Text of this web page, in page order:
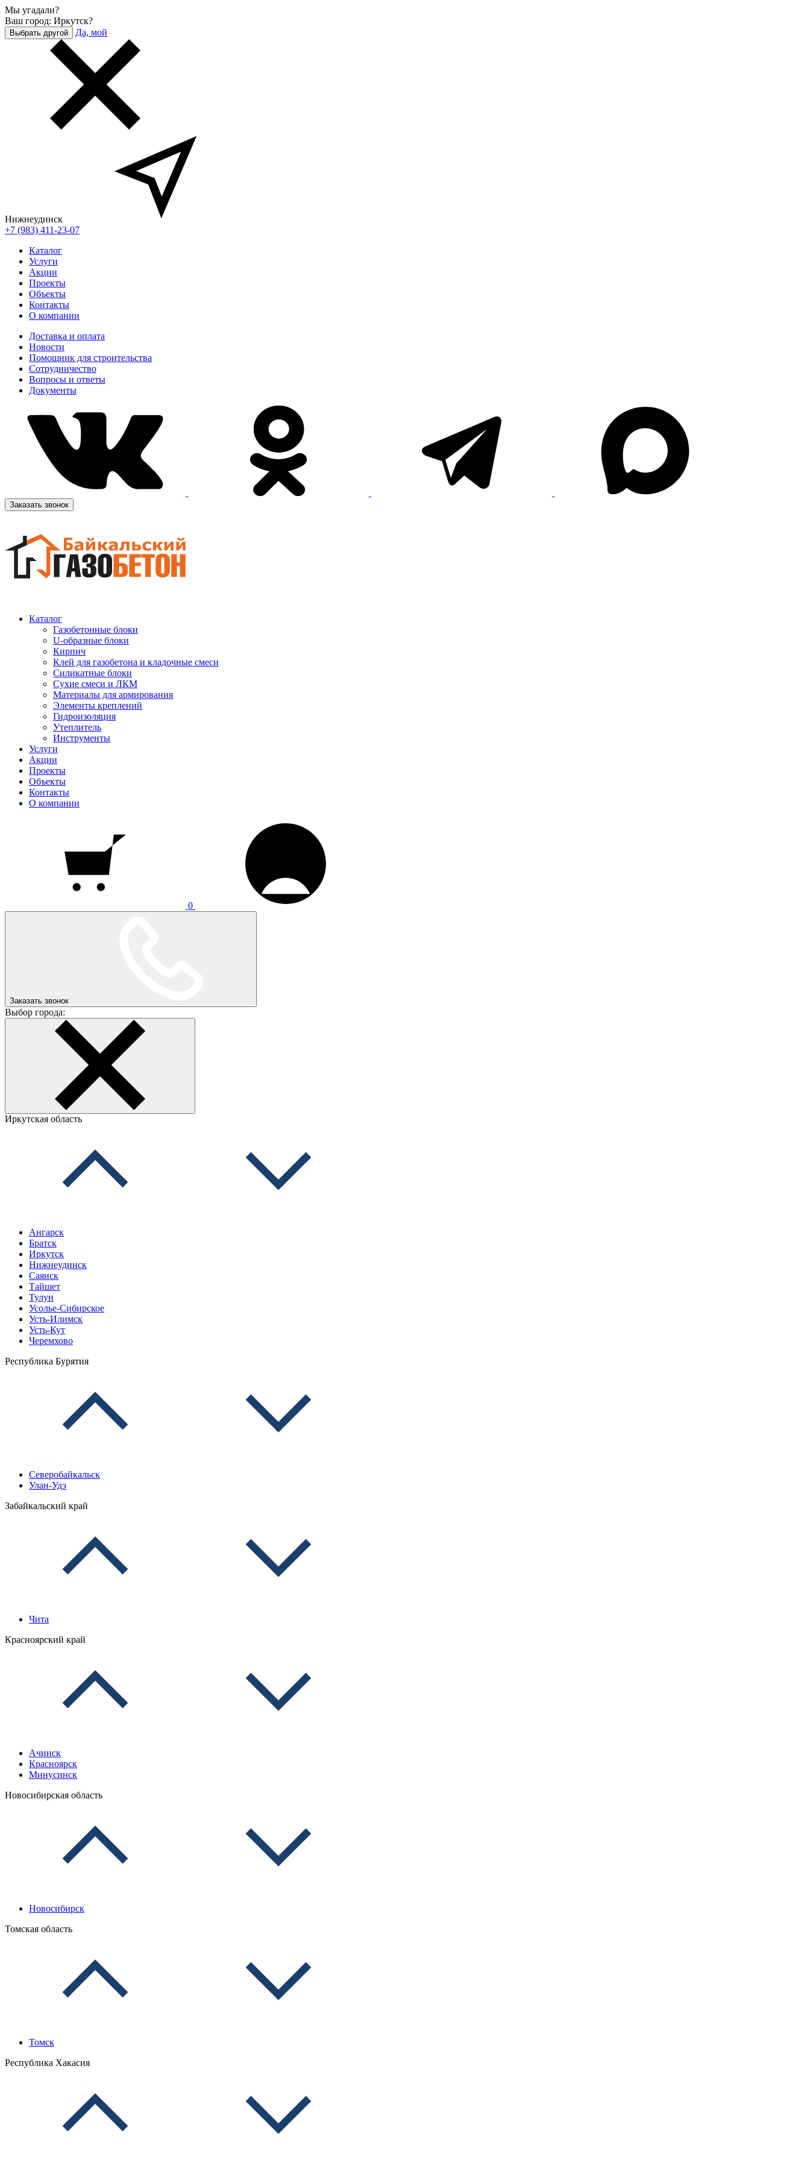
Мы угадали?
Ваш город: Иркутск?
Выбрать другой Да, мой
Нижнеудинск
+7 (983) 411-23-07
Каталог
Услуги
Акции
Проекты
Объекты
Контакты
О компании
Доставка и оплата
Новости
Помощник для строительства
Сотрудничество
Вопросы и ответы
Документы
Заказать звонок
Каталог
Газобетонные блоки
U-образные блоки
Кирпич
Клей для газобетона и кладочные смеси
Силикатные блоки
Сухие смеси и ЛКМ
Материалы для армирования
Элементы креплений
Гидроизоляция
Утеплитель
Инструменты
Услуги
Акции
Проекты
Объекты
Контакты
О компании
0
Заказать звонок
Выбор города:
Иркутская область
Ангарск
Братск
Иркутск
Нижнеудинск
Саянск
Тайшет
Тулун
Усолье-Сибирское
Усть-Илимск
Усть-Кут
Черемхово
Республика Бурятия
Северобайкальск
Улан-Удэ
Забайкальский край
Чита
Красноярский край
Ачинск
Красноярск
Минусинск
Новосибирская область
Новосибирск
Томская область
Томск
Республика Хакасия